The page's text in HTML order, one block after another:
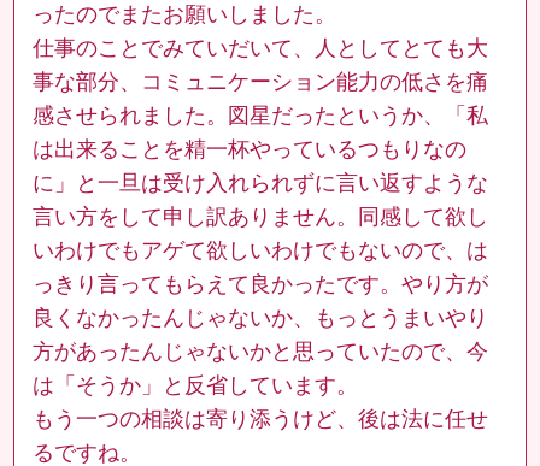
ったのでまたお願いしました。
仕事のことでみていだいて、人としてとても大
事な部分、コミュニケーション能力の低さを痛
感させられました。図星だったというか、「私
は出来ることを精一杯やっているつもりなの
に」と一旦は受け入れられずに言い返すような
言い方をして申し訳ありません。同感して欲し
いわけでもアゲて欲しいわけでもないので、は
っきり言ってもらえて良かったです。やり方が
良くなかったんじゃないか、もっとうまいやり
方があったんじゃないかと思っていたので、今
は「そうか」と反省しています。
もう一つの相談は寄り添うけど、後は法に任せ
るですね。